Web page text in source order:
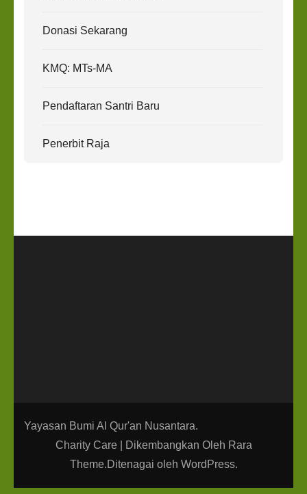
Donasi Sekarang
KMQ: MTs-MA
Pendaftaran Santri Baru
Penerbit Raja
Yayasan Bumi Al Qur'an Nusantara.
Charity Care | Dikembangkan Oleh Rara
Theme.Ditenagai oleh WordPress.